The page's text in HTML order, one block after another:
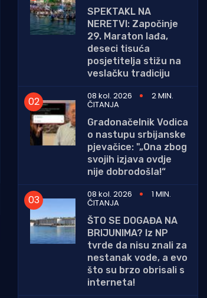
SPEKTAKL NA
NERETVI: Započinje
29. Maraton lađa,
deseci tisuća
posjetitelja stižu na
veslačku tradiciju
08 kol. 2026
2 MIN.
ČITANJA
Gradonačelnik Vodica
o nastupu srbijanske
pjevačice: "„Ona zbog
svojih izjava ovdje
nije dobrodošla!“
08 kol. 2026
1 MIN.
ČITANJA
ŠTO SE DOGAĐA NA
BRIJUNIMA? Iz NP
tvrde da nisu znali za
nestanak vode, a evo
što su brzo obrisali s
interneta!